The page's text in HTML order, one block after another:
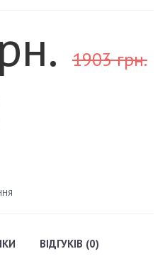
1903 грн.
ВІДГУКІВ (0)